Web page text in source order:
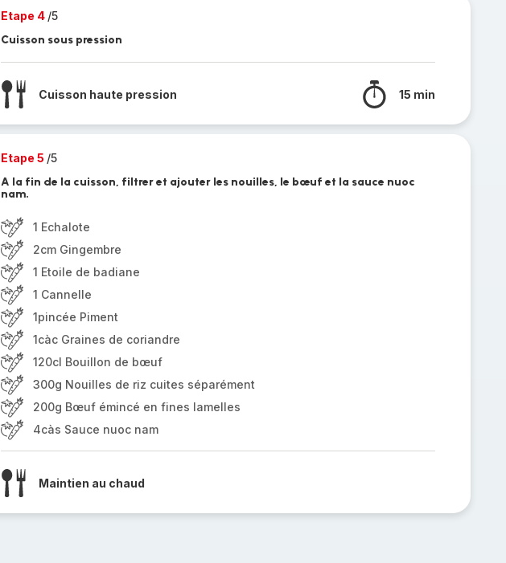
Etape 4 /5
Cuisson sous pression
Cuisson haute pression 15 min
Etape 5 /5
A la fin de la cuisson, filtrer et ajouter les nouilles, le bœuf et la sauce nuoc
nam.
1 Echalote
2cm Gingembre
1 Etoile de badiane
1 Cannelle
1pincée Piment
1càc Graines de coriandre
120cl Bouillon de bœuf
300g Nouilles de riz cuites séparément
200g Bœuf émincé en fines lamelles
4càs Sauce nuoc nam
Maintien au chaud